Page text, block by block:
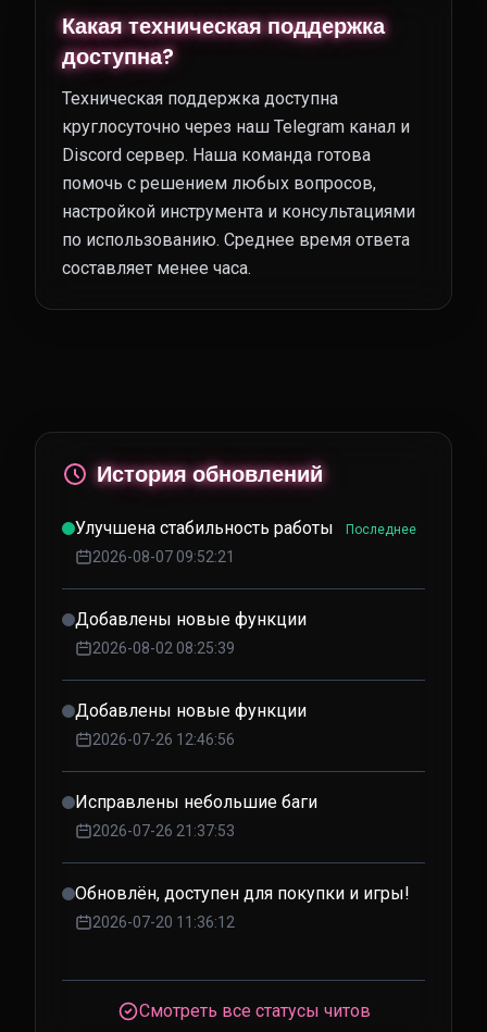
Какая техническая поддержка
доступна?
Техническая поддержка доступна
круглосуточно через наш Telegram канал и
Discord сервер. Наша команда готова
помочь с решением любых вопросов,
настройкой инструмента и консультациями
по использованию. Среднее время ответа
составляет менее часа.
История обновлений
Улучшена стабильность работы
2026-08-07 09:52:21
Последнее
Добавлены новые функции
2026-08-02 08:25:39
Добавлены новые функции
2026-07-26 12:46:56
Исправлены небольшие баги
2026-07-26 21:37:53
Обновлён, доступен для покупки и игры!
2026-07-20 11:36:12
Смотреть все статусы читов